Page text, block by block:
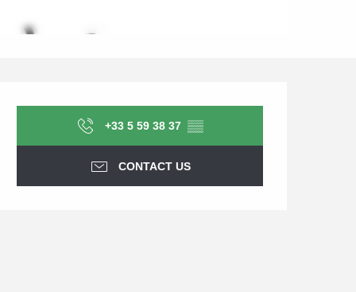
Opening hours & contact
+33 5 59 38 37 ▒▒
CONTACT US